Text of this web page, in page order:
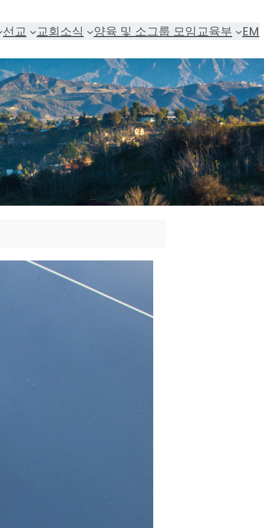
선교 교회소식 양육 및 소그룹 모임교육부 EM